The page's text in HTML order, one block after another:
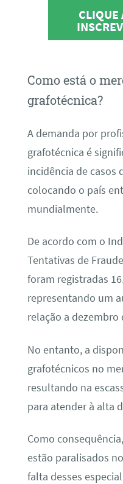
CLIQUE
Como está o
grafotécnica?
A demanda por
grafotécnica é
incidência de casos
colocando o país
mundialmente.
De acordo com o
Tentativas de
foram registradas
representando um
relação a dezembro
No entanto, a
grafotécnicos no
resultando na
para atender à alta
Como
estão paralisados
falta desses